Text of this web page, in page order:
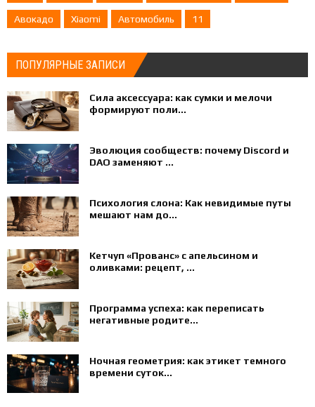
Авокадо Xiaomi Автомобиль 11
ПОПУЛЯРНЫЕ ЗАПИСИ
Сила аксессуара: как сумки и мелочи
формируют поли...
Эволюция сообществ: почему Discord и
DAO заменяют ...
Психология слона: Как невидимые путы
мешают нам до...
Кетчуп «Прованс» с апельсином и
оливками: рецепт, ...
Программа успеха: как переписать
негативные родите...
Ночная геометрия: как этикет темного
времени суток...